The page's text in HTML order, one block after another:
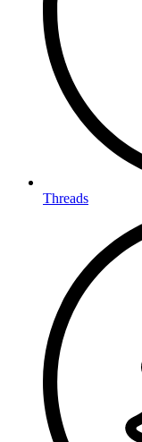
Threads